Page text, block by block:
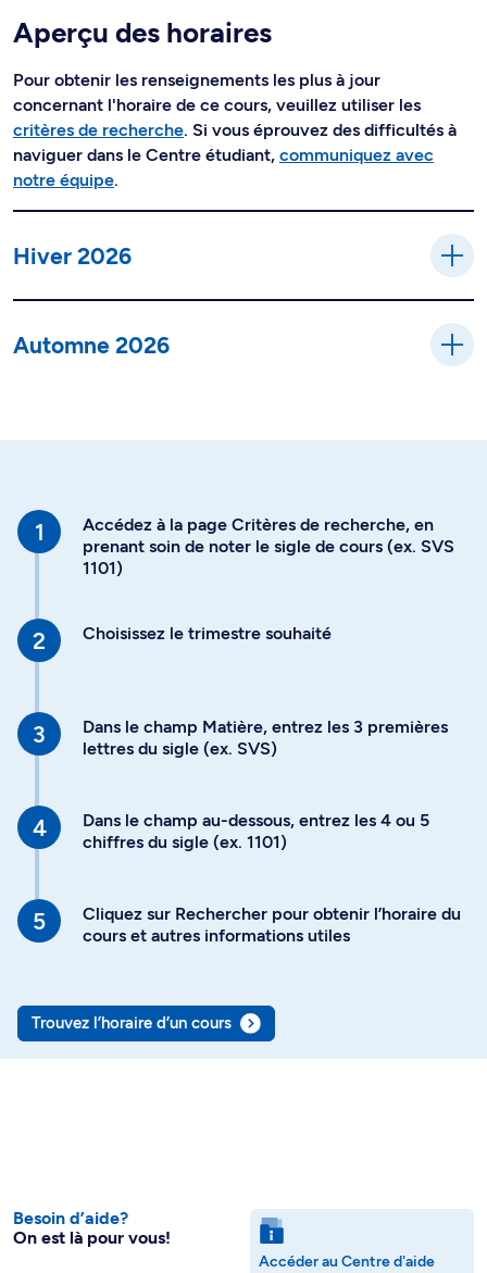
Aperçu des horaires
Pour obtenir les renseignements les plus à jour
concernant l'horaire de ce cours, veuillez utiliser les
critères de recherche. Si vous éprouvez des difficultés à
naviguer dans le Centre étudiant, communiquez avec
notre équipe.
Hiver 2026
Automne 2026
Accédez à la page Critères de recherche, en
prenant soin de noter le sigle de cours (ex. SVS
1101)
Choisissez le trimestre souhaité
Dans le champ Matière, entrez les 3 premières
lettres du sigle (ex. SVS)
Dans le champ au-dessous, entrez les 4 ou 5
chiffres du sigle (ex. 1101)
Cliquez sur Rechercher pour obtenir l’horaire du
cours et autres informations utiles
Trouvez l’horaire d’un cours
Besoin d’aide?
On est là pour vous!
Accéder au Centre d'aide